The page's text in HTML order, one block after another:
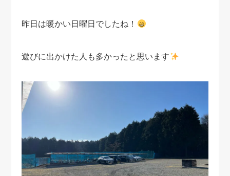
昨日は暖かい日曜日でしたね！
遊びに出かけた人も多かったと思います